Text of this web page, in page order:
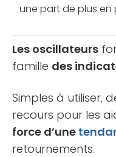
une part de plus en
mondiale. Ainsi,
Les oscillateurs
famille des
Simples à utiliser,
recours pour les
force d’une
retournements.